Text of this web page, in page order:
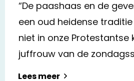
“De paashaas en de
een oud heidense
niet in onze Protestantse
juffrouw van de
Lees meer